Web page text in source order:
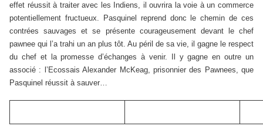
effet réussit à traiter avec les Indiens, il ouvrira la voie à un commerce
potentiellement fructueux. Pasquinel reprend donc le chemin de ces
contrées sauvages et se présente courageusement devant le chef
pawnee qui l’a trahi un an plus tôt. Au péril de sa vie, il gagne le respect
du chef et la promesse d’échanges à venir. Il y gagne en outre un
associé : l’Ecossais Alexander McKeag, prisonnier des Pawnees, que
Pasquinel réussit à sauver…